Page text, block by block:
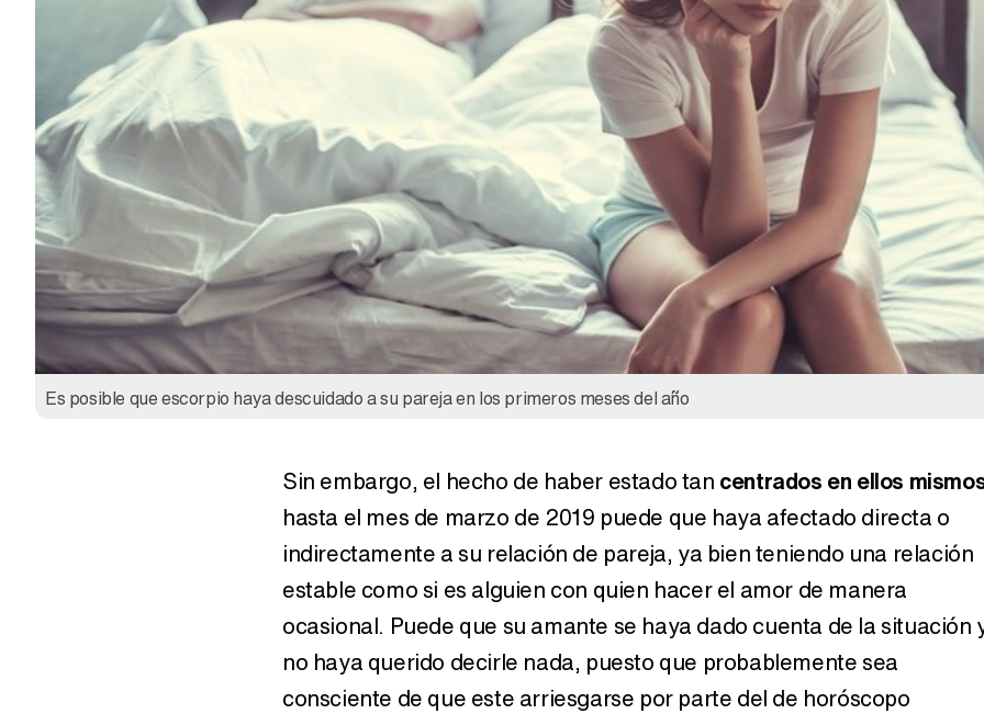
Es posible que escorpio haya descuidado a su pareja en los primeros meses del año
Sin embargo, el hecho de haber estado tan centrados en ellos
hasta el mes de marzo de 2019 puede que haya afectado directa o
indirectamente a su relación de pareja, ya bien teniendo una relación
estable como si es alguien con quien hacer el amor de manera
ocasional. Puede que su amante se haya dado cuenta de la situación
no haya querido decirle nada, puesto que probablemente sea
consciente de que este arriesgarse por parte del de horóscopo
Cómo proteger y limpiar el
aura
Tu color de la suerte
según tu signo del Zodiaco
Los signos más mentirosos
del Zodíaco
Cómo
Horóscopo abril 2020:
Acuario
Horóscopo noviembre
2017: Capricornio